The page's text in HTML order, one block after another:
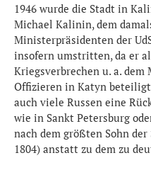
1946 wurde die Stadt in
Michael Kalinin, dem
Ministerpräsidenten der
insofern umstritten, da er
Kriegsverbrechen u. a. dem
Offizieren in Katyn
auch viele Russen eine
wie in Sankt Petersburg
nach dem größten Sohn
1804) anstatt zu dem zu